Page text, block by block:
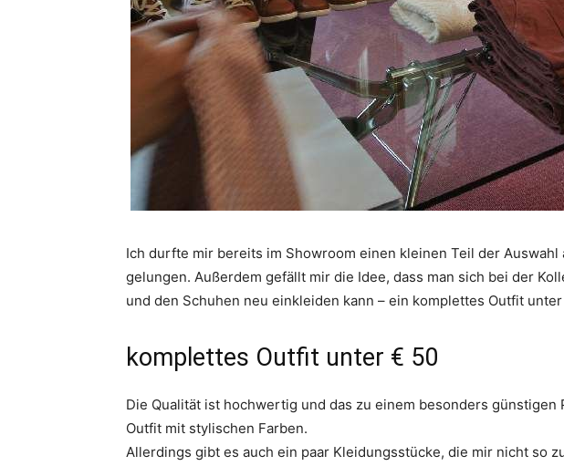
Ich durfte mir bereits im Showroom einen kleinen Teil der
gelungen. Außerdem gefällt mir die Idee, dass man sich bei der
und den Schuhen neu einkleiden kann – ein komplettes Outfit
komplettes Outfit unter € 50
Die Qualität ist hochwertig und das zu einem besonders
Outfit mit stylischen Farben.
Allerdings gibt es auch ein paar Kleidungsstücke, die mir nicht so